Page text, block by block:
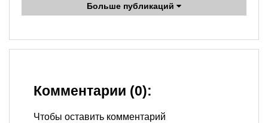
Больше публикаций
Комментарии (0):
Чтобы оставить комментарий